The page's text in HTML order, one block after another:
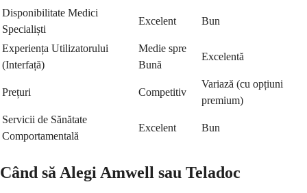
Disponibilitate Medici
Specialiști
Excelent Bun
Experiența Utilizatorului
(Interfață)
Medie spre
Bună
Excelentă
Prețuri Competitiv
Variază (cu opțiuni
premium)
Servicii de Sănătate
Comportamentală
Excelent Bun
Când să Alegi Amwell sau Teladoc